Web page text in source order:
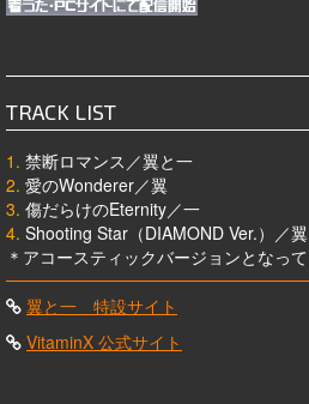
TRACK LIST
1. 禁断ロマンス／翼と一
2. 愛のWonderer／翼
3. 傷だらけのEternity／一
4. Shooting Star（DIAMOND Ver.）／
＊アコースティックバージョンとなって
翼と一 特設サイト
VitaminX 公式サイト